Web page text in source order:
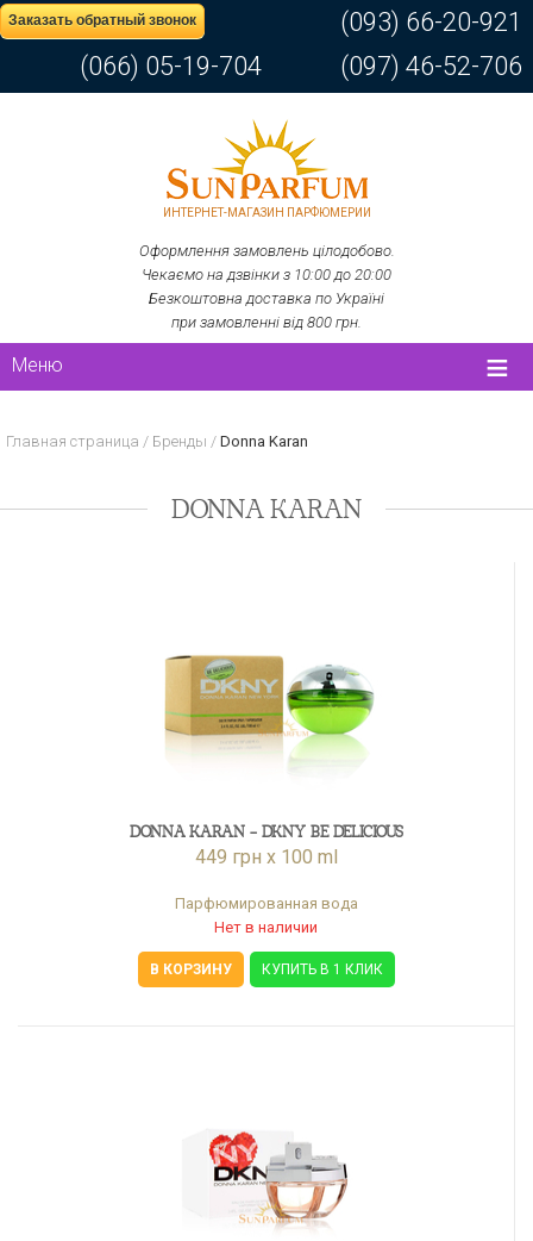
Заказать обратный звонок
(093) 66-20-921
(066) 05-19-704
(097) 46-52-706
ИНТЕРНЕТ-МАГАЗИН ПАРФЮМЕРИИ
Оформлення замовлень цілодобово.
Чекаємо на дзвінки з 10:00 до 20:00
Безкоштовна доставка по Україні
при замовленні від 800 грн.
Меню
Главная страница / Бренды / Donna Karan
DONNA KARAN
DONNA KARAN - DKNY BE DELICIOUS
449 грн x 100 ml
Парфюмированная вода
Нет в наличии
В КОРЗИНУ КУПИТЬ В 1 КЛИК